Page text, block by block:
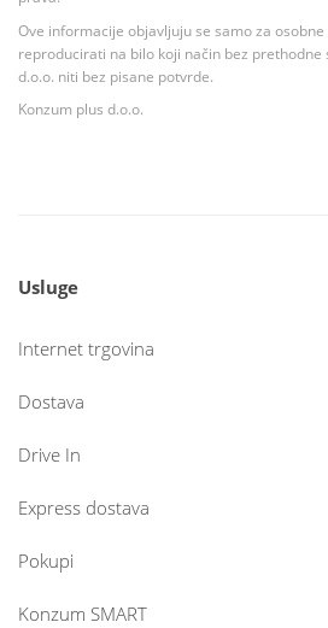
Ove informacije objavljuju se samo za
reproducirati na bilo koji način bez prethodne
d.o.o. niti bez pisane potvrde.
Konzum plus d.o.o.
Usluge
Internet trgovina
Dostava
Drive In
Express dostava
Pokupi
Konzum SMART